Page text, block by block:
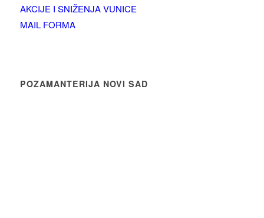
AKCIJE I SNIŽENJA VUNICE
MAIL FORMA
POZAMANTERIJA NOVI SAD